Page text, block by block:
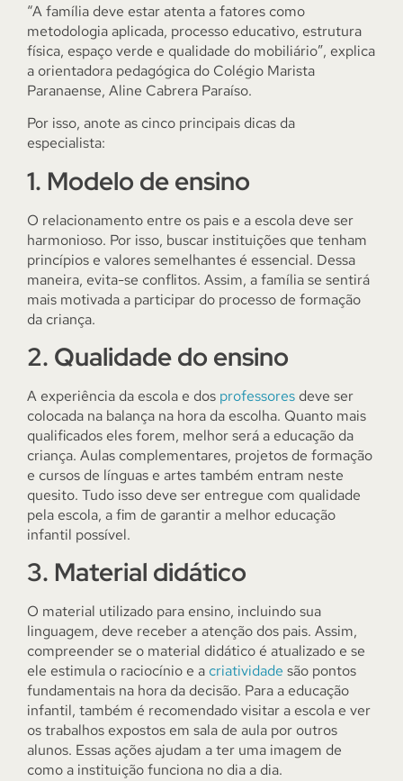
“A família deve estar atenta a fatores como
metodologia aplicada, processo educativo, estrutura
física, espaço verde e qualidade do mobiliário”, explica
a orientadora pedagógica do Colégio Marista
Paranaense, Aline Cabrera Paraíso.
Por isso, anote as cinco principais dicas da
especialista:
1. Modelo de ensino
O relacionamento entre os pais e a escola deve ser
harmonioso. Por isso, buscar instituições que tenham
princípios e valores semelhantes é essencial. Dessa
maneira, evita-se conflitos. Assim, a família se sentirá
mais motivada a participar do processo de formação
da criança.
2. Qualidade do ensino
A experiência da escola e dos professores deve ser
colocada na balança na hora da escolha. Quanto mais
qualificados eles forem, melhor será a educação da
criança. Aulas complementares, projetos de formação
e cursos de línguas e artes também entram neste
quesito. Tudo isso deve ser entregue com qualidade
pela escola, a fim de garantir a melhor educação
infantil possível.
3. Material didático
O material utilizado para ensino, incluindo sua
linguagem, deve receber a atenção dos pais. Assim,
compreender se o material didático é atualizado e se
ele estimula o raciocínio e a criatividade são pontos
fundamentais na hora da decisão. Para a educação
infantil, também é recomendado visitar a escola e ver
os trabalhos expostos em sala de aula por outros
alunos. Essas ações ajudam a ter uma imagem de
como a instituição funciona no dia a dia.